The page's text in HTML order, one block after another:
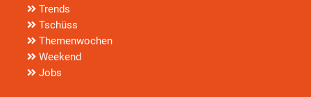
Trends
Tschüss
Themenwochen
Weekend
Jobs